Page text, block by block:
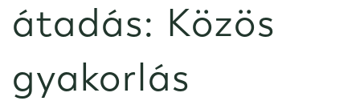
átadás: Közös
gyakorlás